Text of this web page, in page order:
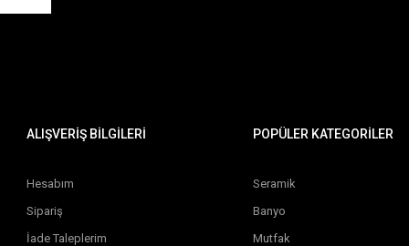
ALIŞVERİŞ BİLGİLERİ
Hesabım
Sipariş
İade Taleplerim
POPÜLER KATEGORİLER
Seramik
Banyo
Mutfak